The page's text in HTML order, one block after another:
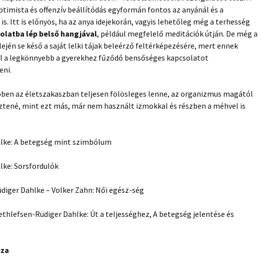
és offenzív beállítódás egyformán fontos az anyánál és a
Itt is előnyös, ha az anya idejekorán, vagyis lehetőleg még a terhesség
lép belső hangjával, például megfelelő meditációk útján. De még a
se késő a saját lelki tájak beleérző feltérképezésére, mert ennek
a legkönnyebb a gyerekhez fűződő bensőséges kapcsolatot
az életszakaszban teljesen fölösleges lenne, az organizmus magától
mint ezt más, már nem használt izmokkal és részben a méhvel is
A betegség mint szimbólum
Sorsfordulók
Dahlke – Volker Zahn: Női egész-ség
Rüdiger Dahlke: Út a teljességhez, A betegség jelentése és